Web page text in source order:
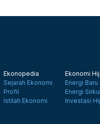
Ekonopedia
Sejarah Ekonomi
Profil
Istilah Ekonomi
Ekonomi
Energi Baru
Energi
Investasi